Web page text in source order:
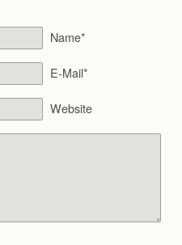
Name*
E-Mail*
Website